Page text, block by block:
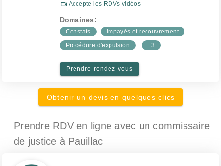
Accepte les RDVs vidéos
Domaines:
Constats
Impayés et recouvrement
Procédure d'expulsion
+3
Prendre rendez-vous
Obtenir un devis en quelques clics
Prendre RDV en ligne avec un commissaire
de justice à Pauillac